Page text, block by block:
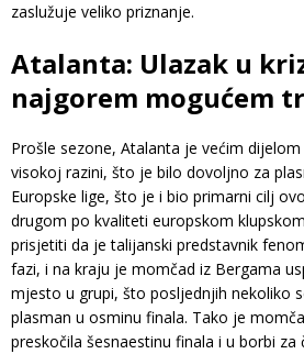
zaslužuje veliko priznanje.
Atalanta: Ulazak u
najgorem mogućem
Prošle sezone, Atalanta je većim
visokoj razini, što je bilo dovoljno za
Europske lige, što je i bio primarni cilj
drugom po kvaliteti europskom
prisjetiti da je talijanski predstavnik
fazi, i na kraju je momčad iz Bergama
mjesto u grupi, što posljednjih nekoliko
plasman u osminu finala. Tako je
preskočila šesnaestinu finala i u borbi